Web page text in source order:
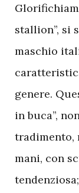
stallion”, si
maschio
genere.
in buca”,
tradimento,
mani, con